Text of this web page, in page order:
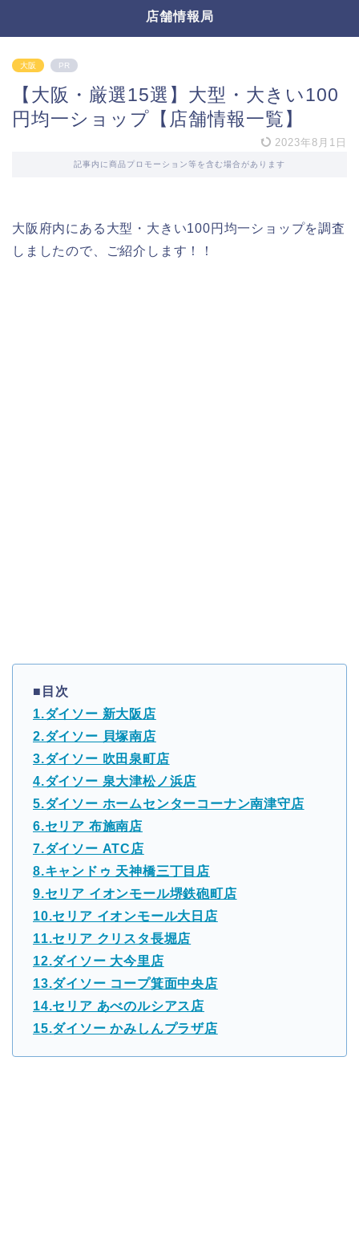
店舗情報局
大阪 PR
【大阪・厳選15選】大型・大きい100
円均一ショップ【店舗情報一覧】
2023年8月1日
記事内に商品プロモーション等を含む場合があります
大阪府内にある大型・大きい100円均一ショップを調査
しましたので、ご紹介します！！
■目次
1.ダイソー 新大阪店
2.ダイソー 貝塚南店
3.ダイソー 吹田泉町店
4.ダイソー 泉大津松ノ浜店
5.ダイソー ホームセンターコーナン南津守店
6.セリア 布施南店
7.ダイソー ATC店
8.キャンドゥ 天神橋三丁目店
9.セリア イオンモール堺鉄砲町店
10.セリア イオンモール大日店
11.セリア クリスタ長堀店
12.ダイソー 大今里店
13.ダイソー コープ箕面中央店
14.セリア あべのルシアス店
15.ダイソー かみしんプラザ店